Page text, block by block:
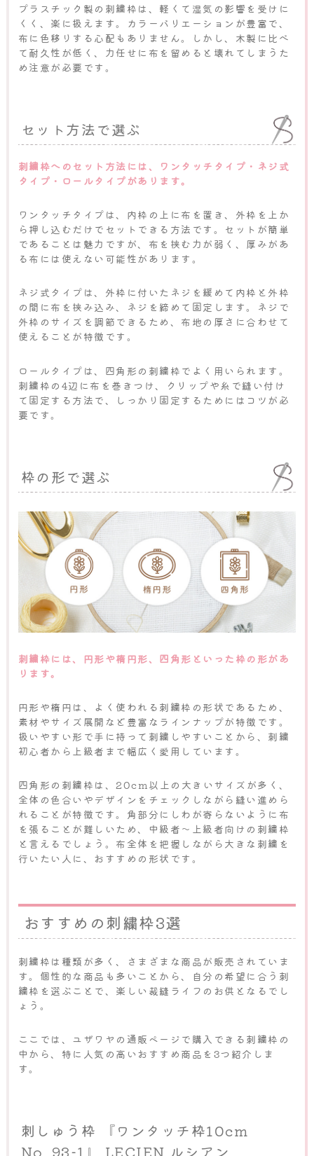
プラスチック製の刺繍枠は、軽くて湿気の影響を受けに
くく、楽に扱えます。カラーバリエーションが豊富で、
布に色移りする心配もありません。しかし、木製に比べ
て耐久性が低く、力任せに布を留めると壊れてしまうた
め注意が必要です。
セット方法で選ぶ
刺繍枠へのセット方法には、ワンタッチタイプ・ネジ式
タイプ・ロールタイプがあります。
ワンタッチタイプは、内枠の上に布を置き、外枠を上か
ら押し込むだけでセットできる方法です。セットが簡単
であることは魅力ですが、布を挟む力が弱く、厚みがあ
る布には使えない可能性があります。
ネジ式タイプは、外枠に付いたネジを緩めて内枠と外枠
の間に布を挟み込み、ネジを締めて固定します。ネジで
外枠のサイズを調節できるため、布地の厚さに合わせて
使えることが特徴です。
ロールタイプは、四角形の刺繍枠でよく用いられます。
刺繍枠の4辺に布を巻きつけ、クリップや糸で縫い付け
て固定する方法で、しっかり固定するためにはコツが必
要です。
枠の形で選ぶ
刺繍枠には、円形や楕円形、四角形といった枠の形があ
ります。
円形や楕円は、よく使われる刺繍枠の形状であるため、
素材やサイズ展開など豊富なラインナップが特徴です。
扱いやすい形で手に持って刺繍しやすいことから、刺繍
初心者から上級者まで幅広く愛用しています。
四角形の刺繍枠は、20cm以上の大きいサイズが多く、
全体の色合いやデザインをチェックしながら縫い進めら
れることが特徴です。角部分にしわが寄らないように布
を張ることが難しいため、中級者～上級者向けの刺繍枠
と言えるでしょう。布全体を把握しながら大きな刺繍を
行いたい人に、おすすめの形状です。
おすすめの刺繍枠3選
刺繍枠は種類が多く、さまざまな商品が販売されていま
す。個性的な商品も多いことから、自分の希望に合う刺
繍枠を選ぶことで、楽しい裁縫ライフのお供となるでし
ょう。
ここでは、ユザワヤの通販ページで購入できる刺繍枠の
中から、特に人気の高いおすすめ商品を3つ紹介しま
す。
刺しゅう枠 『ワンタッチ枠10cm
No. 93-1』 LECIEN ルシアン